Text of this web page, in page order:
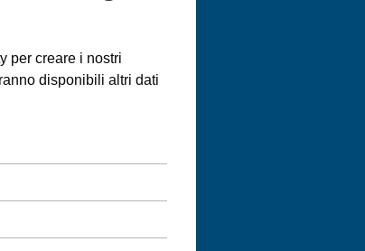
per creare i nostri
disponibili altri dati